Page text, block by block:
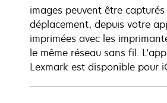
images peuvent être capturés
déplacement, depuis votre
imprimées avec les
le même réseau sans fil.
Lexmark est disponible pour